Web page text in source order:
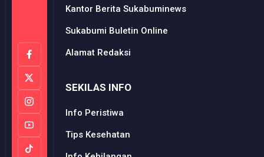
Kantor Berita Sukabuminews
Sukabumi Buletin Online
Alamat Redaksi
SEKILAS INFO
Info Peristiwa
Tips Kesehatan